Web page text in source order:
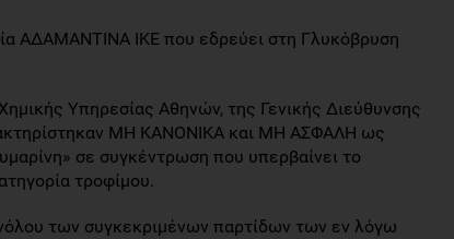
ΑΔΑΜΑΝΤΙΝΑ ΙΚΕ που εδρεύει στη Γλυκόβρυση
Υπηρεσίας Αθηνών, της Γενικής Διεύθυνσης
ΜΗ ΚΑΝΟΝΙΚΑ και ΜΗ ΑΣΦΑΛΗ ως
σε συγκέντρωση που υπερβαίνει το
τροφίμου.
των συγκεκριμένων παρτίδων των εν λόγω